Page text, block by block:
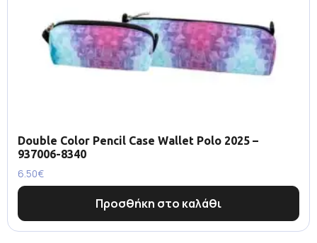
Double Color Pencil Case Wallet Polo 2025 –
937006-8340
6.50€
Προσθήκη στο καλάθι